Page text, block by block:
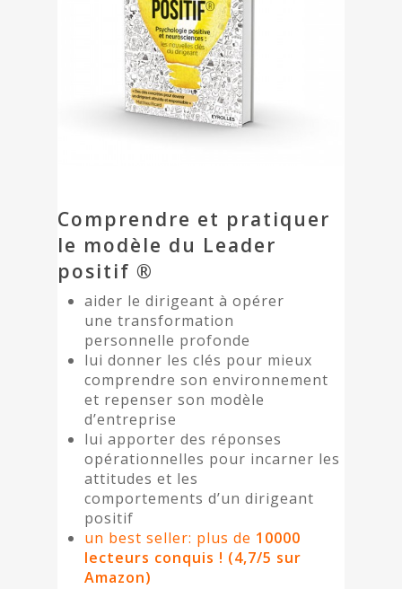
Comprendre et pratiquer
le modèle du Leader
positif ®
aider le dirigeant à opérer
une transformation
personnelle profonde
lui donner les clés pour mieux
comprendre son environnement
et repenser son modèle
d’entreprise
lui apporter des réponses
opérationnelles pour incarner les
attitudes et les
comportements d’un dirigeant
positif
un best seller: plus de 10000
lecteurs conquis ! (4,7/5 sur
Amazon)